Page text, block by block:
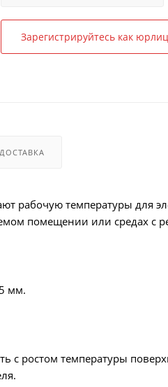
Зарегистрируйтесь как
ДОСТАВКА
рабочую температуры для
помещении или средах с
мм.
ростом температуры